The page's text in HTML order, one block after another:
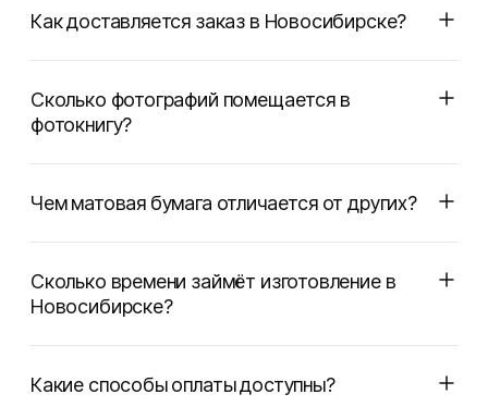
Как доставляется заказ в Новосибирске?
Сколько фотографий помещается в
фотокнигу?
Чем матовая бумага отличается от других?
Сколько времени займёт изготовление в
Новосибирске?
Какие способы оплаты доступны?